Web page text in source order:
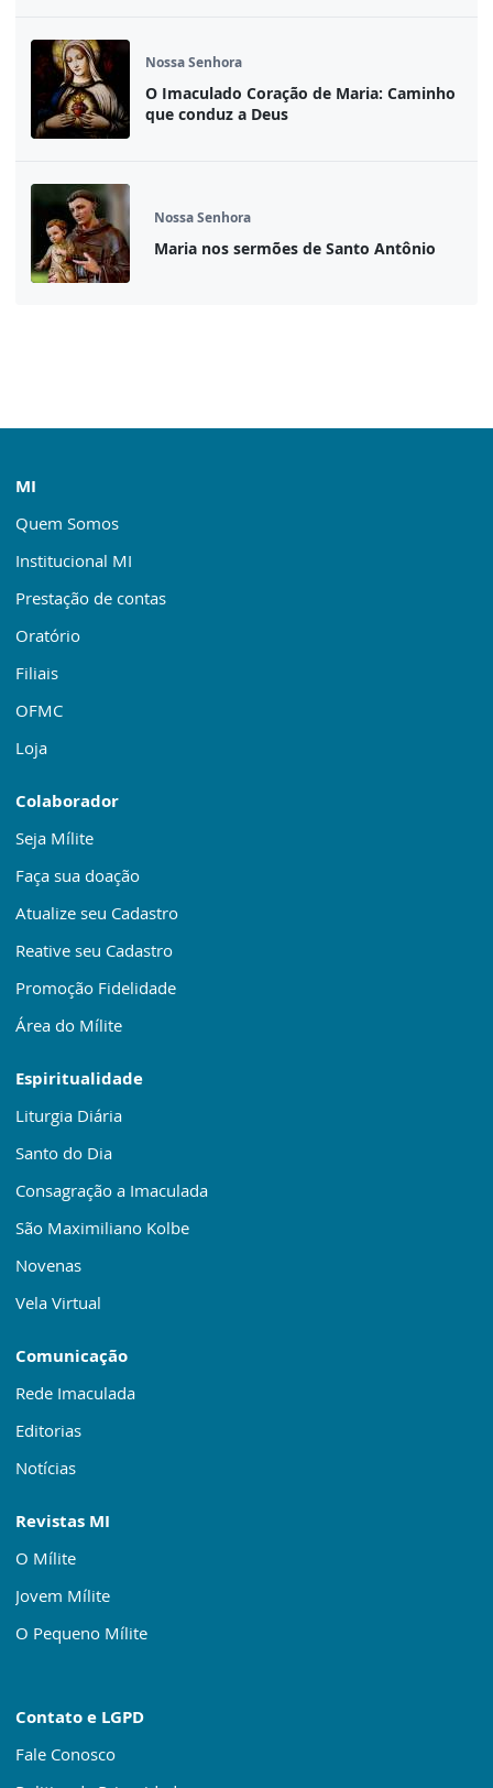
Nossa Senhora
O Imaculado Coração de Maria: Caminho
que conduz a Deus
Nossa Senhora
Maria nos sermões de Santo Antônio
MI
Quem Somos
Institucional MI
Prestação de contas
Oratório
Filiais
OFMC
Loja
Colaborador
Seja Mílite
Faça sua doação
Atualize seu Cadastro
Reative seu Cadastro
Promoção Fidelidade
Área do Mílite
Espiritualidade
Liturgia Diária
Santo do Dia
Consagração a Imaculada
São Maximiliano Kolbe
Novenas
Vela Virtual
Comunicação
Rede Imaculada
Editorias
Notícias
Revistas MI
O Mílite
Jovem Mílite
O Pequeno Mílite
Contato e LGPD
Fale Conosco